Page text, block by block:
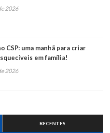
2026
CSP: uma manhã para criar
em família!
2026
RECENTES